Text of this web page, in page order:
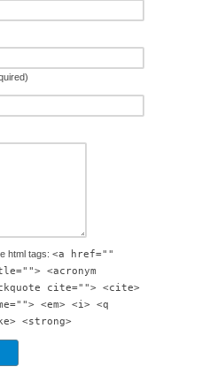
html tags: <a href=""
<acronym
cite=""> <cite>
<em> <i> <q
<strong>